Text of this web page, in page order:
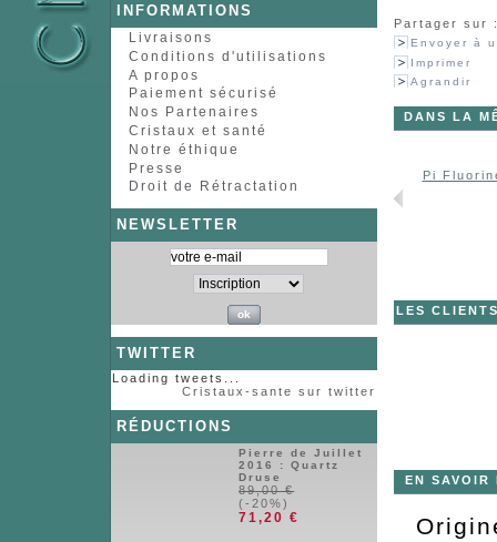
INFORMATIONS
Livraisons
Conditions d'utilisations
A propos
Paiement sécurisé
Nos Partenaires
Cristaux et santé
Notre éthique
Presse
Droit de Rétractation
NEWSLETTER
TWITTER
Loading tweets...
Cristaux-sante sur twitter
RÉDUCTIONS
Pierre de Juillet
2016 : Quartz
Druse
89,00 €
(-20%)
71,20 €
Partager sur
Envoyer à
Imprimer
Agrandir
DANS LA
Pi
LES
EN SAVOIR